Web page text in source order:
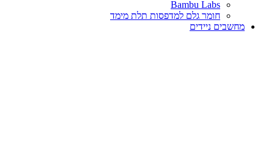
Bambu Labs
חומר גלם למדפסות תלת מימד
מחשבים ניידים